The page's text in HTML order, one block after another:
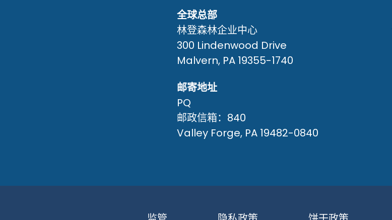
全球总部
林登森林企业中心
300 Lindenwood Drive
Malvern, PA 19355-1740
邮寄地址
PQ
邮政信箱：840
Valley Forge, PA 19482-0840